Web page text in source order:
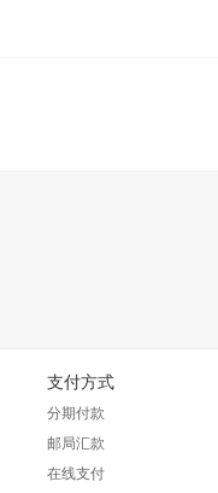
支付方式
分期付款
邮局汇款
在线支付